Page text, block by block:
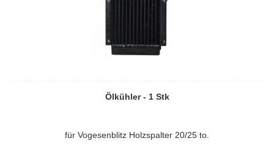
Ölkühler - 1 Stk
für Vogesenblitz Holzspalter 20/25 to.